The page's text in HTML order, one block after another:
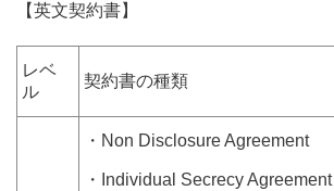
【英文契約書】
レベ
ル
契約書の種類
・Non Disclosure Agreement
・Individual Secrecy Agreement